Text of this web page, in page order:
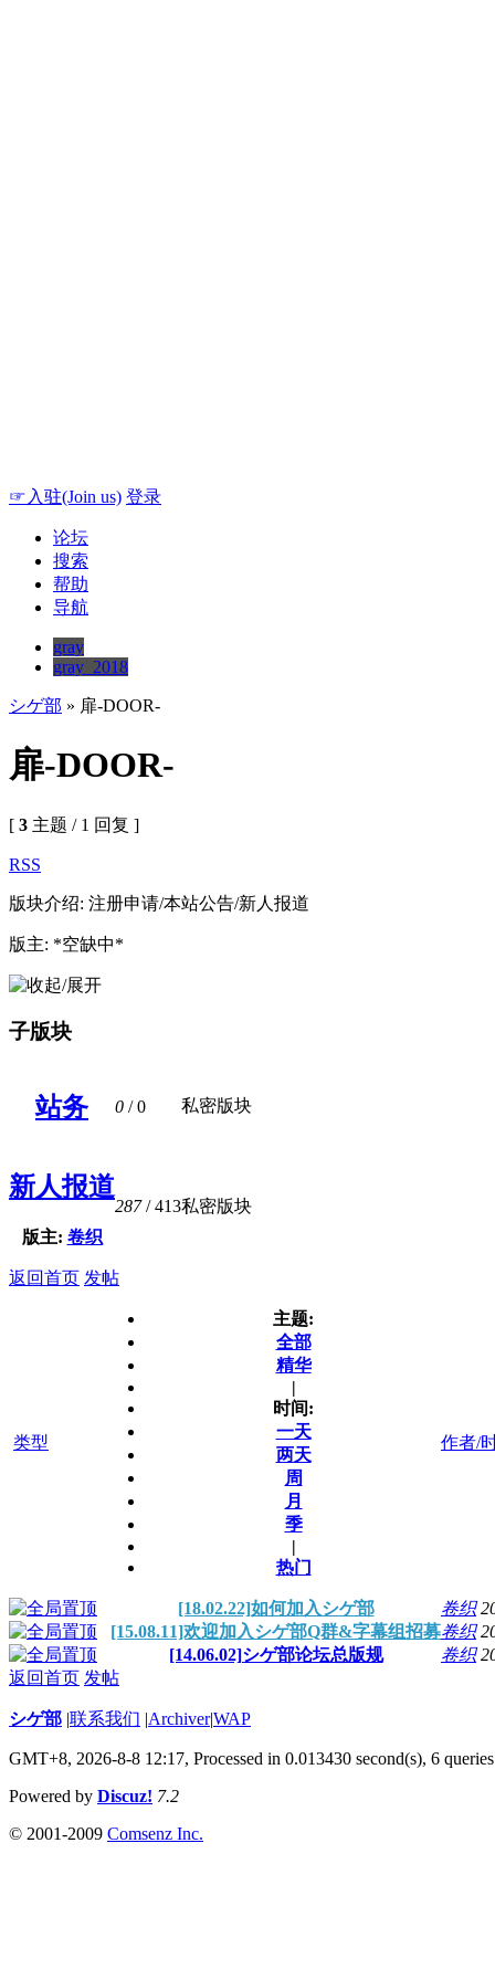
☞入驻(Join us) 登录
论坛
搜索
帮助
导航
gray
gray_2018
シゲ部 » 扉-DOOR-
扉-DOOR-
[ 3 主题 / 1 回复 ]
RSS
版块介绍: 注册申请/本站公告/新人报道
版主: *空缺中*
子版块
站务 0 / 0 私密版块
新人报道
版主: 卷织
287/ 413私密版块
返回首页 发帖
类型
主题:
全部
精华
|
时间:
一天
两天
周
月
季
|
热门
作者/
[18.02.22]如何加入シゲ部 卷织
[15.08.11]欢迎加入シゲ部Q群&字幕组招募卷织
[14.06.02]シゲ部论坛总版规
卷织
返回首页 发帖
シゲ部 |联系我们 |Archiver|WAP
GMT+8, 2026-8-8 12:17, Processed in 0.013430 second(s), 6 queries
Powered by Discuz! 7.2
© 2001-2009 Comsenz Inc.